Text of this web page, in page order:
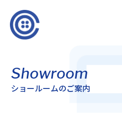
Showroom
ショールームのご案内